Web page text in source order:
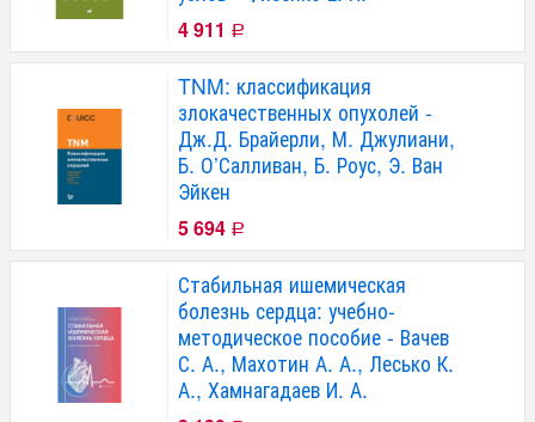
4 911 Р
TNM: классификация
злокачественных опухолей -
Дж.Д. Брайерли, М. Джулиани,
Б. О’Салливан, Б. Роус, Э. Ван
Эйкен
5 694 Р
Стабильная ишемическая
болезнь сердца: учебно-
методическое пособие - Вачев
С. А., Махотин А. А., Лесько К.
А., Хамнагадаев И. А.